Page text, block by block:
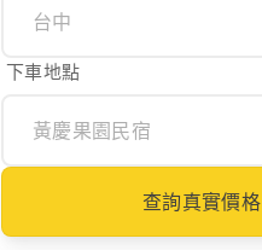
下車地點
查詢真實價格